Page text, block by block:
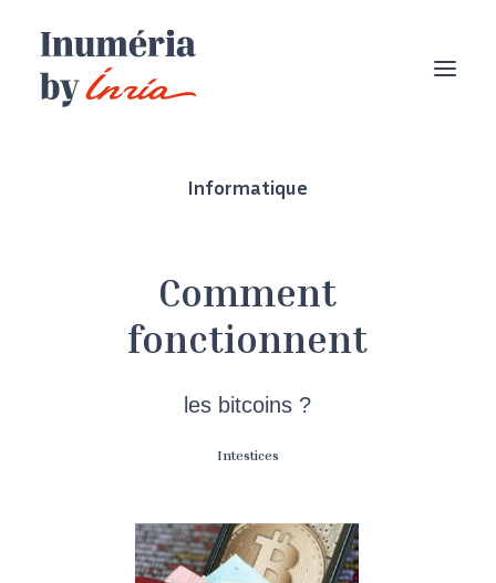
Informatique
Comment
fonctionnent
les bitcoins ?
Intestices